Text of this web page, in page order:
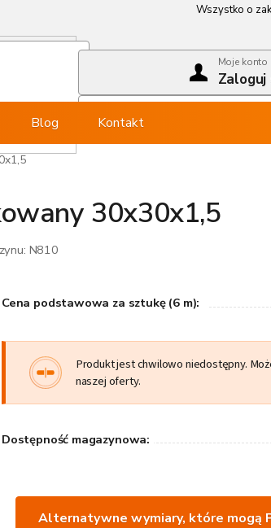
Wszystko o
Moje konto
Zaloguj
Blog Kontakt
30x30x1,5
N810
Cena podstawowa za sztukę (6 m):
Produkt jest chwilowo niedostępny.
naszej oferty.
Dostępność magazynowa:
Alternatywne wymiary, które mogą